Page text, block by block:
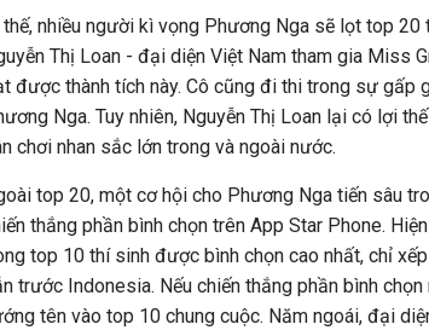
nhiều người kì vọng Phương Nga sẽ lọt top 20
Thị Loan - đại diện Việt Nam tham gia Miss
được thành tích này. Cô cũng đi thi trong sự gấp
Nga. Tuy nhiên, Nguyễn Thị Loan lại có lợi
chơi nhan sắc lớn trong và ngoài nước.
top 20, một cơ hội cho Phương Nga tiến sâu
thắng phần bình chọn trên App Star Phone.
top 10 thí sinh được bình chọn cao nhất, chỉ
trước Indonesia. Nếu chiến thắng phần bình
tên vào top 10 chung cuộc. Năm ngoái, đại